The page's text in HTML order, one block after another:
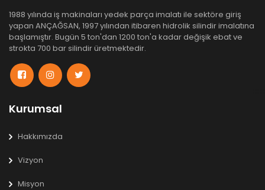
1988 yılında iş makinaları yedek parça imalatı ile sektöre giriş
yapan ANÇAĞSAN, 1997 yılından itibaren hidrolik silindir imalatına
başlamıştır. Bugün 5 ton'dan 1200 ton'a kadar değişik ebat ve
strokta 700 bar silindir üretmektedir.
Kurumsal
Hakkımızda
Vizyon
Misyon